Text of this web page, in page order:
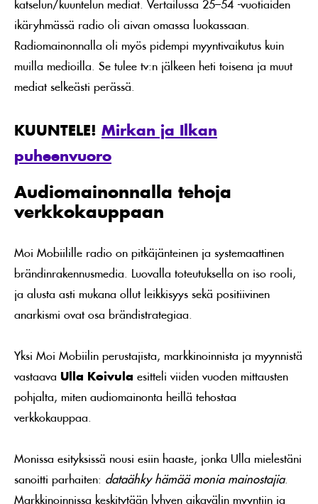
katselun/kuuntelun mediat. Vertailussa 25–54 -vuotiaiden
ikäryhmässä radio oli aivan omassa luokassaan.
Radiomainonnalla oli myös pidempi myyntivaikutus kuin
muilla medioilla. Se tulee tv:n jälkeen heti toisena ja muut
mediat selkeästi perässä.
KUUNTELE! Mirkan ja Ilkan
puheenvuoro
Audiomainonnalla tehoja
verkkokauppaan
Moi Mobiilille radio on pitkäjänteinen ja systemaattinen
brändinrakennusmedia. Luovalla toteutuksella on iso rooli,
ja alusta asti mukana ollut leikkisyys sekä positiivinen
anarkismi ovat osa brändistrategiaa.
Yksi Moi Mobiilin perustajista, markkinoinnista ja myynnistä
vastaava Ulla Koivula esitteli viiden vuoden mittausten
pohjalta, miten audiomainonta heillä tehostaa
verkkokauppaa.
Monissa esityksissä nousi esiin haaste, jonka Ulla mielestäni
sanoitti parhaiten: dataähky hämää monia mainostajia.
Markkinoinnissa keskitytään lyhyen aikavälin myyntiin ja